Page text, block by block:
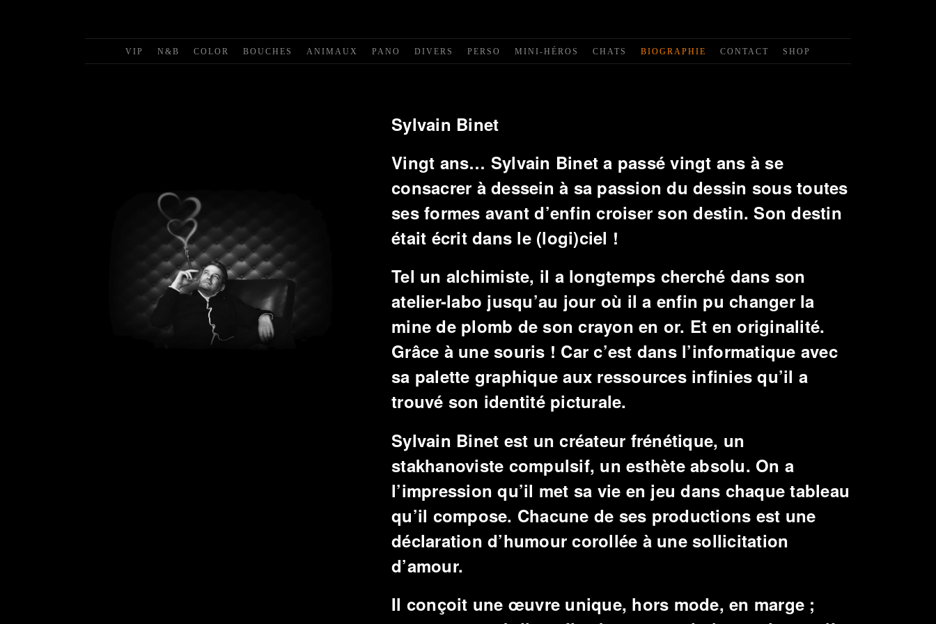
VIP N&B COLOR BOUCHES ANIMAUX PANO DIVERS PERSO MINI-HÉROS CHATS BIOGRAPHIE CONTACT SHOP
Sylvain Binet
Vingt ans… Sylvain Binet a passé vingt ans à se
consacrer à dessein à sa passion du dessin sous toutes
ses formes avant d’enfin croiser son destin. Son destin
était écrit dans le (logi)ciel !
Tel un alchimiste, il a longtemps cherché dans son
atelier-labo jusqu’au jour où il a enfin pu changer la
mine de plomb de son crayon en or. Et en originalité.
Grâce à une souris ! Car c’est dans l’informatique avec
sa palette graphique aux ressources infinies qu’il a
trouvé son identité picturale.
Sylvain Binet est un créateur frénétique, un
stakhanoviste compulsif, un esthète absolu. On a
l’impression qu’il met sa vie en jeu dans chaque tableau
qu’il compose. Chacune de ses productions est une
déclaration d’humour corollée à une sollicitation
d’amour.
Il conçoit une œuvre unique, hors mode, en marge ;